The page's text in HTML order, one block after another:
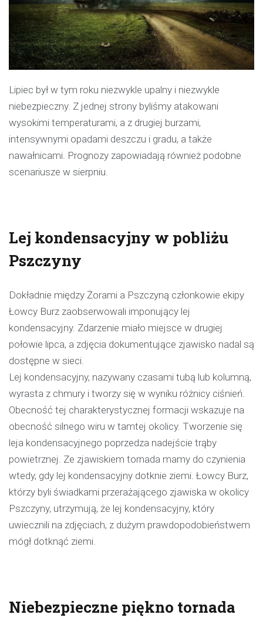
Lipiec był w tym roku niezwykle upalny i niezwykle
niebezpieczny. Z jednej strony byliśmy atakowani
wysokimi temperaturami, a z drugiej burzami,
intensywnymi opadami deszczu i gradu, a także
nawałnicami. Prognozy zapowiadają również podobne
scenariusze w sierpniu.
Lej kondensacyjny w pobliżu
Pszczyny
Dokładnie między Żorami a Pszczyną członkowie ekipy
Łowcy Burz zaobserwowali imponujący lej
kondensacyjny. Zdarzenie miało miejsce w drugiej
połowie lipca, a zdjęcia dokumentujące zjawisko nadal są
dostępne w sieci.
Lej kondensacyjny, nazywany czasami tubą lub kolumną,
wyrasta z chmury i tworzy się w wyniku różnicy ciśnień.
Obecność tej charakterystycznej formacji wskazuje na
obecność silnego wiru w tamtej okolicy. Tworzenie się
leja kondensacyjnego poprzedza nadejście trąby
powietrznej. Ze zjawiskiem tornada mamy do czynienia
wtedy, gdy lej kondensacyjny dotknie ziemi. Łowcy Burz,
którzy byli świadkami przerażającego zjawiska w okolicy
Pszczyny, utrzymują, że lej kondensacyjny, który
uwiecznili na zdjęciach, z dużym prawdopodobieństwem
mógł dotknąć ziemi.
Niebezpieczne piękno tornada